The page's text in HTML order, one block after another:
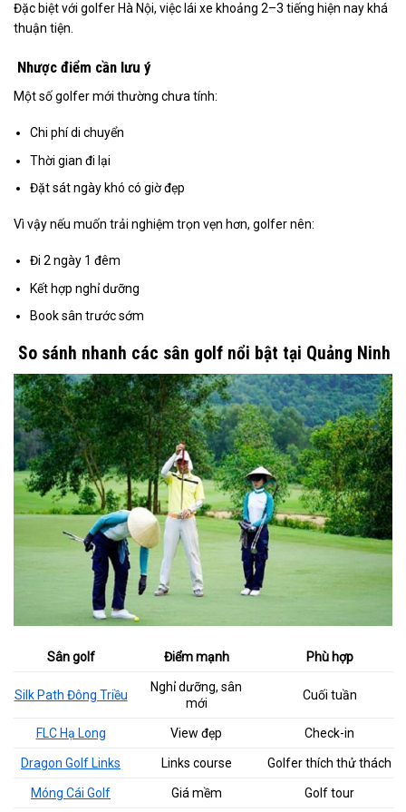
Đặc biệt với golfer Hà Nội, việc lái xe khoảng 2–3 tiếng hiện nay khá
thuận tiện.
Nhược điểm cần lưu ý
Một số golfer mới thường chưa tính:
Chi phí di chuyển
Thời gian đi lại
Đặt sát ngày khó có giờ đẹp
Vì vậy nếu muốn trải nghiệm trọn vẹn hơn, golfer nên:
Đi 2 ngày 1 đêm
Kết hợp nghỉ dưỡng
Book sân trước sớm
So sánh nhanh các sân golf nổi bật tại Quảng Ninh
Sân golf Điểm mạnh Phù hợp
Silk Path Đông Triều
Nghỉ dưỡng, sân
mới
Cuối tuần
FLC Hạ Long View đẹp Check-in
Dragon Golf Links Links course Golfer thích thử thách
Móng Cái Golf Giá mềm Golf tour